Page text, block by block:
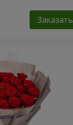
Заказать